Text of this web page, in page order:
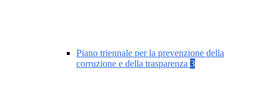
Piano triennale per la prevenzione della
corruzione e della trasparenza 3